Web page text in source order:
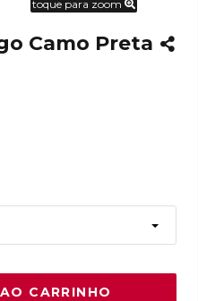
toque para zoom
Camo Preta
CARRINHO